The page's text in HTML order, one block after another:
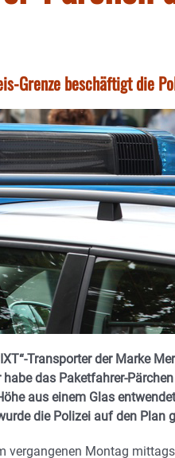
Grenze beschäftigt die
Transporter der Marke
habe das Paketfahrer-
aus einem Glas
die Polizei auf den Plan
vergangenen Montag